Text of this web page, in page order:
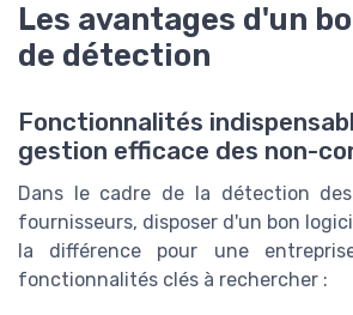
Les avantages d'un
de détection
Fonctionnalités
gestion efficace des non-
Dans le cadre de la détection
fournisseurs, disposer d'un bon
la différence pour une
fonctionnalités clés à rechercher :